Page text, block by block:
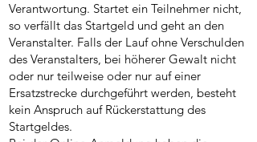
Verantwortung. Startet ein Teilnehmer nicht,
so verfällt das Startgeld und geht an den
Veranstalter. Falls der Lauf ohne Verschulden
des Veranstalters, bei höherer Gewalt nicht
oder nur teilweise oder nur auf einer
Ersatzstrecke durchgeführt werden, besteht
kein Anspruch auf Rückerstattung des
Startgeldes.